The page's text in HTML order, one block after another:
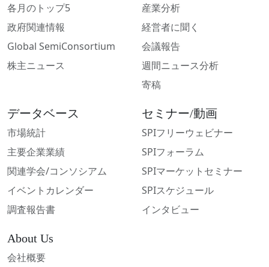
各月のトップ5
政府関連情報
Global SemiConsortium
株主ニュース
産業分析
経営者に聞く
会議報告
週間ニュース分析
寄稿
データベース
市場統計
主要企業業績
関連学会/コンソシアム
イベントカレンダー
調査報告書
セミナー/動画
SPIフリーウェビナー
SPIフォーラム
SPIマーケットセミナー
SPIスケジュール
インタビュー
About Us
会社概要